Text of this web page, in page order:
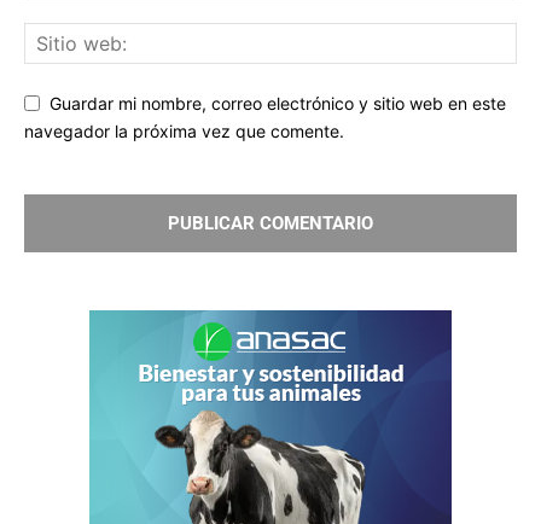
Guardar mi nombre, correo electrónico y sitio web en este
navegador la próxima vez que comente.